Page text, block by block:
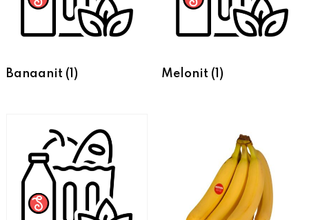
Banaanit (1) Melonit (1)